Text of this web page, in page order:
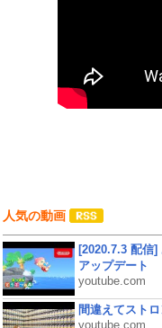
人気の動画
[2020.7.3 配信
アップデート
youtube.com
間違えてスト
youtube.com